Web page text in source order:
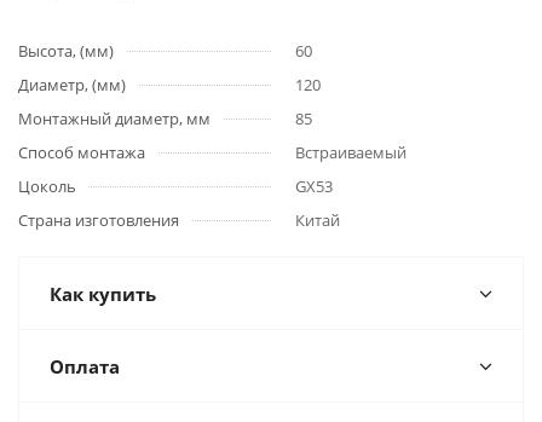
Высота, (мм)
60
Диаметр, (мм)
120
Монтажный диаметр, мм
85
Способ монтажа
Встраиваемый
Цоколь
GX53
Страна изготовления
Китай
Как купить
Оплата